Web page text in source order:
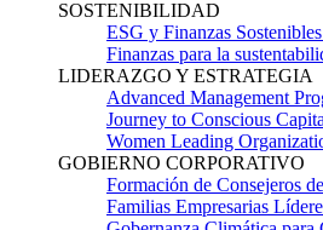
SOSTENIBILIDAD
ESG y Finanzas
Finanzas para la
LIDERAZGO Y ESTRATEGIA
Advanced Management
Journey to Conscious
Women Leading
GOBIERNO CORPORATIVO
Formación de Consejeros
Familias Empresarias